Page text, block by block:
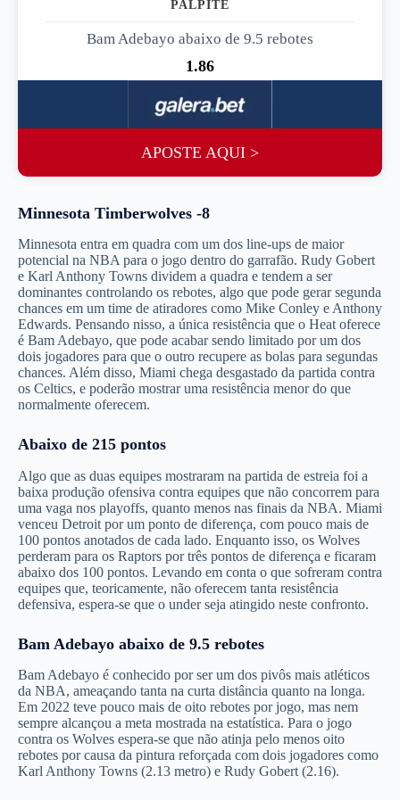
Bam Adebayo abaixo de 9.5 rebotes
1.86
APOSTE AQUI >
Minnesota Timberwolves -8
Minnesota entra em quadra com um dos line-ups de maior
potencial na NBA para o jogo dentro do garrafão. Rudy Gobert
e Karl Anthony Towns dividem a quadra e tendem a ser
dominantes controlando os rebotes, algo que pode gerar segunda
chances em um time de atiradores como Mike Conley e Anthony
Edwards. Pensando nisso, a única resistência que o Heat oferece
é Bam Adebayo, que pode acabar sendo limitado por um dos
dois jogadores para que o outro recupere as bolas para segundas
chances. Além disso, Miami chega desgastado da partida contra
os Celtics, e poderão mostrar uma resistência menor do que
normalmente oferecem.
Abaixo de 215 pontos
Algo que as duas equipes mostraram na partida de estreia foi a
baixa produção ofensiva contra equipes que não concorrem para
uma vaga nos playoffs, quanto menos nas finais da NBA. Miami
venceu Detroit por um ponto de diferença, com pouco mais de
100 pontos anotados de cada lado. Enquanto isso, os Wolves
perderam para os Raptors por três pontos de diferença e ficaram
abaixo dos 100 pontos. Levando em conta o que sofreram contra
equipes que, teoricamente, não oferecem tanta resistência
defensiva, espera-se que o under seja atingido neste confronto.
Bam Adebayo abaixo de 9.5 rebotes
Bam Adebayo é conhecido por ser um dos pivôs mais atléticos
da NBA, ameaçando tanta na curta distância quanto na longa.
Em 2022 teve pouco mais de oito rebotes por jogo, mas nem
sempre alcançou a meta mostrada na estatística. Para o jogo
contra os Wolves espera-se que não atinja pelo menos oito
rebotes por causa da pintura reforçada com dois jogadores como
Karl Anthony Towns (2.13 metro) e Rudy Gobert (2.16).